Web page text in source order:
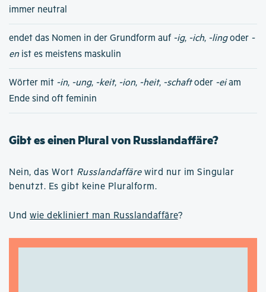
immer neutral
endet das Nomen in der Grundform auf -ig, -ich, -lingoder -
en ist es meistens maskulin
Wörter mit -in, -ung, -keit, -ion, -heit, -schaftoder -eiam
Ende sind oft feminin
Gibt es einen Plural von Russlandaffäre?
Nein, das Wort Russlandaffärewird nur im Singular
benutzt. Es gibt keine Pluralform.
Und wie dekliniert man Russlandaffäre?